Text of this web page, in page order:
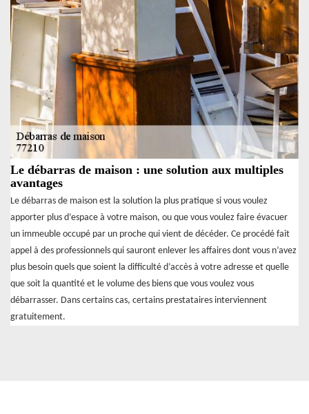
Le débarras de maison : une solution aux multiples
avantages
Le débarras de maison est la solution la plus pratique si vous voulez
apporter plus d’espace à votre maison, ou que vous voulez faire évacuer
un immeuble occupé par un proche qui vient de décéder. Ce procédé fait
appel à des professionnels qui sauront enlever les affaires dont vous n’avez
plus besoin quels que soient la difficulté d’accès à votre adresse et quelle
que soit la quantité et le volume des biens que vous voulez vous
débarrasser. Dans certains cas, certains prestataires interviennent
gratuitement.